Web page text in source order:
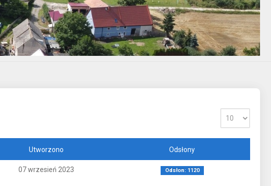
Utworzono Odsłony
07 wrzesień 2023 Odsłon: 1120